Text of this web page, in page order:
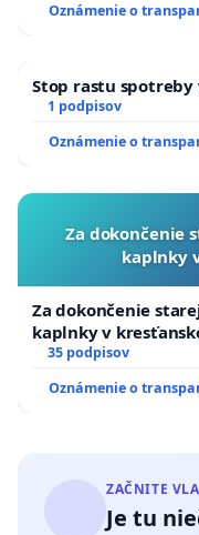
Oznámenie o
Stop rastu
1 podpisov
Oznámenie o
Za dokončenie
kaplnky
Za dokončenie
kaplnky v
35 podpisov
Oznámenie o
ZAČNITE
Je tu